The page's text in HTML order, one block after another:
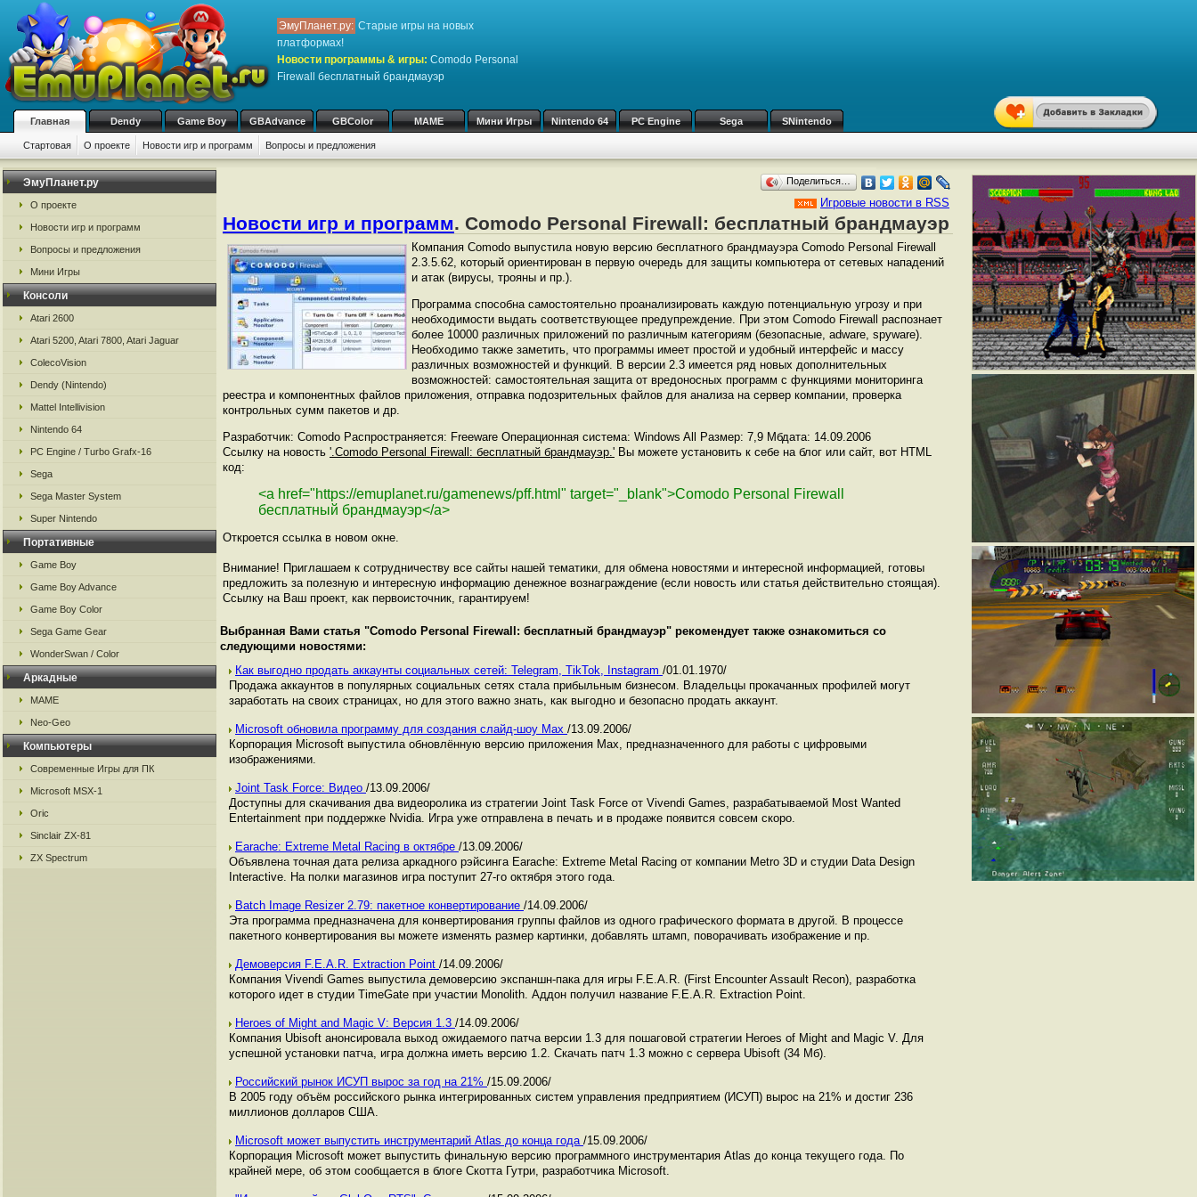
ЭмуПланет.ру: Старые игры на новых
платформах!
Новости программы & игры: Comodo Personal
Firewall бесплатный брандмауэр
Главная Dendy Game Boy GBAdvance GBColor MAME Мини Игры Nintendo 64 PC Engine Sega SNintendo
Стартовая О проекте Новости игр и программ Вопросы и предложения
ЭмуПланет.ру
О проекте
Новости игр и программ
Вопросы и предложения
Мини Игры
Консоли
Atari 2600
Atari 5200, Atari 7800, Atari Jaguar
ColecoVision
Dendy (Nintendo)
Mattel Intellivision
Nintendo 64
PC Engine / Turbo Grafx-16
Sega
Sega Master System
Super Nintendo
Портативные
Game Boy
Game Boy Advance
Game Boy Color
Sega Game Gear
WonderSwan / Color
Аркадные
MAME
Neo-Geo
Компьютеры
Современные Игры для ПК
Microsoft MSX-1
Oric
Sinclair ZX-81
ZX Spectrum
Поделиться…
Игровые новости в RSS
Новости игр и программ. Comodo Personal Firewall: бесплатный брандмауэр
Компания Comodo выпустила новую версию бесплатного брандмауэра Comodo Personal Firewall
2.3.5.62, который ориентирован в первую очередь для защиты компьютера от сетевых нападений
и атак (вирусы, трояны и пр.).
Программа способна самостоятельно проанализировать каждую потенциальную угрозу и при
необходимости выдать соответствующее предупреждение. При этом Comodo Firewall распознает
более 10000 различных приложений по различным категориям (безопасные, adware, spyware).
Необходимо также заметить, что программы имеет простой и удобный интерфейс и массу
различных возможностей и функций. В версии 2.3 имеется ряд новых дополнительных
возможностей: самостоятельная защита от вредоносных программ с функциями мониторинга
реестра и компонентных файлов приложения, отправка подозрительных файлов для анализа на сервер компании, проверка
контрольных сумм пакетов и др.
Разработчик: Comodo Распространяется: Freeware Операционная система: Windows All Размер: 7,9 Mбдата: 14.09.2006
Ссылку на новость '.Comodo Personal Firewall: бесплатный брандмауэр.' Вы можете установить к себе на блог или сайт, вот HTML
код:
<a href="https://emuplanet.ru/gamenews/pff.html" target="_blank">Comodo Personal Firewall
бесплатный брандмауэр</a>
Откроется ссылка в новом окне.
Внимание! Приглашаем к сотрудничеству все сайты нашей тематики, для обмена новостями и интересной информацией, готовы
предложить за полезную и интересную информацию денежное вознаграждение (если новость или статья действительно стоящая).
Ссылку на Ваш проект, как первоисточник, гарантируем!
Выбранная Вами статья "Comodo Personal Firewall: бесплатный брандмауэр" рекомендует также ознакомиться со
следующими новостями:
Как выгодно продать аккаунты социальных сетей: Telegram, TikTok, Instagram /01.01.1970/
Продажа аккаунтов в популярных социальных сетях стала прибыльным бизнесом. Владельцы прокачанных профилей могут
заработать на своих страницах, но для этого важно знать, как выгодно и безопасно продать аккаунт.
Microsoft обновила программу для создания слайд-шоу Max /13.09.2006/
Корпорация Microsoft выпустила обновлённую версию приложения Max, предназначенного для работы с цифровыми
изображениями.
Joint Task Force: Видео /13.09.2006/
Доступны для скачивания два видеоролика из стратегии Joint Task Force от Vivendi Games, разрабатываемой Most Wanted
Entertainment при поддержке Nvidia. Игра уже отправлена в печать и в продаже появится совсем скоро.
Earache: Extreme Metal Racing в октябре /13.09.2006/
Объявлена точная дата релиза аркадного рэйсинга Earache: Extreme Metal Racing от компании Metro 3D и студии Data Design
Interactive. На полки магазинов игра поступит 27-го октября этого года.
Batch Image Resizer 2.79: пакетное конвертирование /14.09.2006/
Эта программа предназначена для конвертирования группы файлов из одного графического формата в другой. В процессе
пакетного конвертирования вы можете изменять размер картинки, добавлять штамп, поворачивать изображение и пр.
Демоверсия F.E.A.R. Extraction Point /14.09.2006/
Компания Vivendi Games выпустила демоверсию экспаншн-пака для игры F.E.A.R. (First Encounter Assault Recon), разработка
которого идет в студии TimeGate при участии Monolith. Аддон получил название F.E.A.R. Extraction Point.
Heroes of Might and Magic V: Версия 1.3 /14.09.2006/
Компания Ubisoft анонсировала выход ожидаемого патча версии 1.3 для пошаговой стратегии Heroes of Might and Magic V. Для
успешной установки патча, игра должна иметь версию 1.2. Скачать патч 1.3 можно с сервера Ubisoft (34 Мб).
Российский рынок ИСУП вырос за год на 21% /15.09.2006/
В 2005 году объём российского рынка интегрированных систем управления предприятием (ИСУП) вырос на 21% и достиг 236
миллионов долларов США.
Microsoft может выпустить инструментарий Atlas до конца года /15.09.2006/
Корпорация Microsoft может выпустить финальную версию программного инструментария Atlas до конца текущего года. По
крайней мере, об этом сообщается в блоге Скотта Гутри, разработчика Microsoft.